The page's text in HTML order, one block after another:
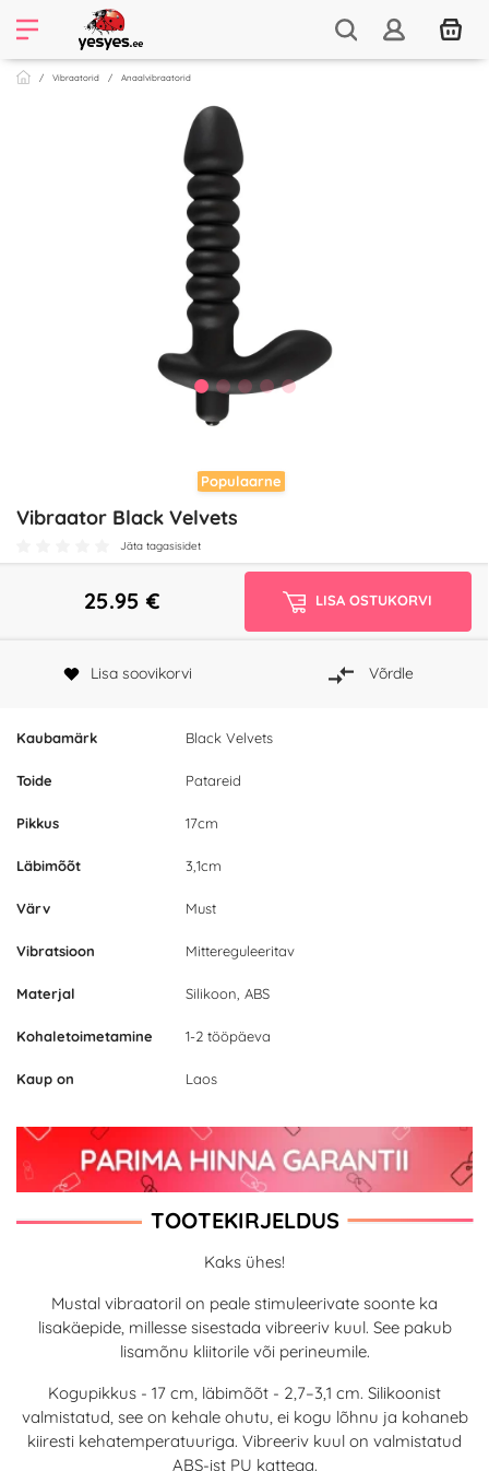
Vibraatorid Anaalvibraatorid
Populaarne
Vibraator Black Velvets
Jäta tagasisidet
Kaubamärk Black Velvets
Toide Patareid
Pikkus 17cm
Läbimõõt 3,1cm
Värv Must
Vibratsioon Mittereguleeritav
Materjal Silikoon, ABS
Kohaletoimetamine 1-2 tööpäeva
Kaup on Laos
25.95 € LISA OSTUKORVI
Lisa soovikorvi Võrdle
TOOTEKIRJELDUS
Kaks ühes!
Mustal vibraatoril on peale stimuleerivate soonte ka
lisakäepide, millesse sisestada vibreeriv kuul. See pakub
lisamõnu kliitorile või perineumile.
Kogupikkus - 17 cm, läbimõõt - 2,7–3,1 cm. Silikoonist
valmistatud, see on kehale ohutu, ei kogu lõhnu ja kohaneb
kiiresti kehatemperatuuriga. Vibreeriv kuul on valmistatud
ABS-ist PU kattega.